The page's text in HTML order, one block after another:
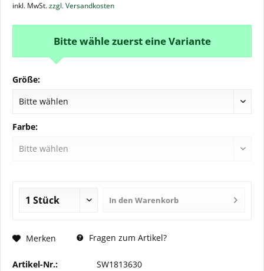
inkl. MwSt.zzgl. Versandkosten
Bitte wähle zuerst eine Variante
Größe:
Farbe:
In den Warenkorb
Merken Fragen zum Artikel?
Artikel-Nr.: SW1813630